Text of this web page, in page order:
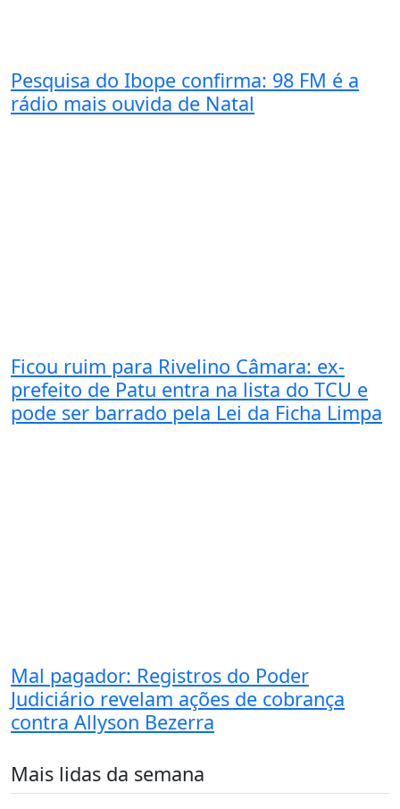
Pesquisa do Ibope confirma: 98 FM é a
rádio mais ouvida de Natal
Ficou ruim para Rivelino Câmara: ex-
prefeito de Patu entra na lista do TCU e
pode ser barrado pela Lei da Ficha Limpa
Mal pagador: Registros do Poder
Judiciário revelam ações de cobrança
contra Allyson Bezerra
Mais lidas da semana